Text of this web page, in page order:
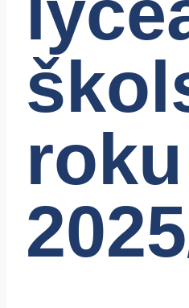
roku